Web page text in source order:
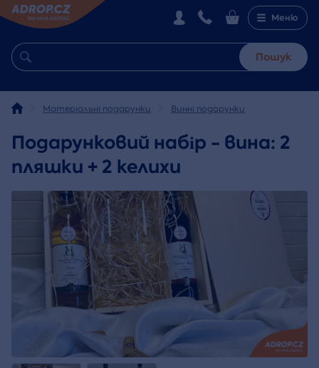
Меню
Пошук
Матеріальні подарунки Винні подарунки
Подарунковий набір - вина: 2
пляшки + 2 келихи